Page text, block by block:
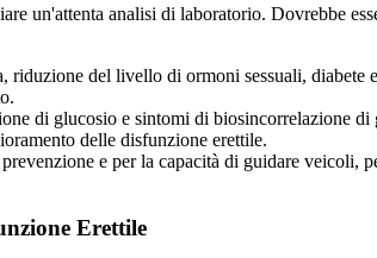
un'attenta analisi di laboratorio. Dovrebbe
riduzione del livello di ormoni sessuali, diabete
di glucosio e sintomi di biosincorrelazione di
delle disfunzione erettile.
e per la capacità di guidare
Erettile